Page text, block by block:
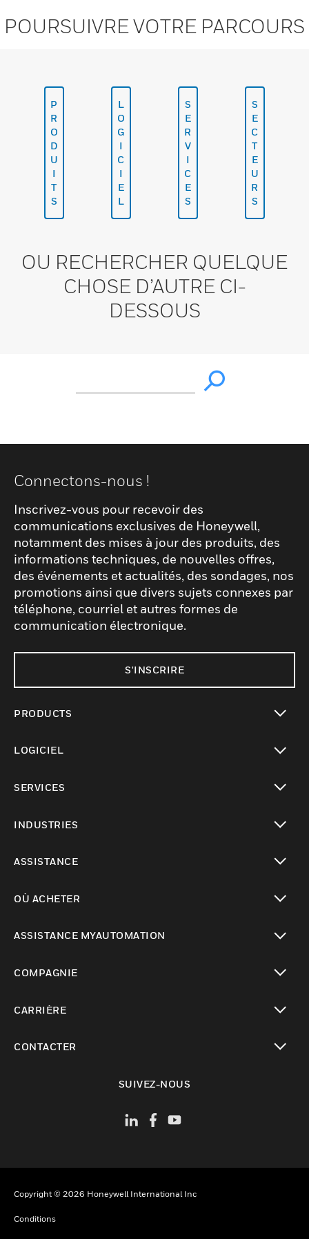
POURSUIVRE VOTRE PARCOURS
P
R
O
D
U
I
T
S
L
O
G
I
C
I
E
L
S
E
R
V
I
C
E
S
S
E
C
T
E
U
R
S
OU RECHERCHER QUELQUE
CHOSE D’AUTRE CI-
DESSOUS
Connectons-nous !
Inscrivez-vous pour recevoir des
communications exclusives de Honeywell,
notamment des mises à jour des produits, des
informations techniques, de nouvelles offres,
des événements et actualités, des sondages, nos
promotions ainsi que divers sujets connexes par
téléphone, courriel et autres formes de
communication électronique.
S'INSCRIRE
PRODUCTS
LOGICIEL
SERVICES
INDUSTRIES
ASSISTANCE
OÙ ACHETER
ASSISTANCE MYAUTOMATION
COMPAGNIE
CARRIÈRE
CONTACTER
SUIVEZ-NOUS
Copyright © 2026 Honeywell International Inc
Conditions